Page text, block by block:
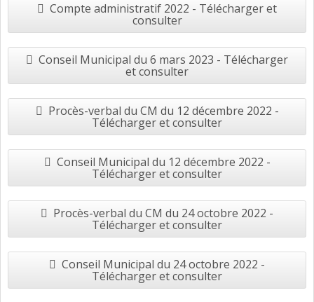
Compte administratif 2022 - Télécharger et
consulter
Conseil Municipal du 6 mars 2023 - Télécharger
et consulter
Procès-verbal du CM du 12 décembre 2022 -
Télécharger et consulter
Conseil Municipal du 12 décembre 2022 -
Télécharger et consulter
Procès-verbal du CM du 24 octobre 2022 -
Télécharger et consulter
Conseil Municipal du 24 octobre 2022 -
Télécharger et consulter